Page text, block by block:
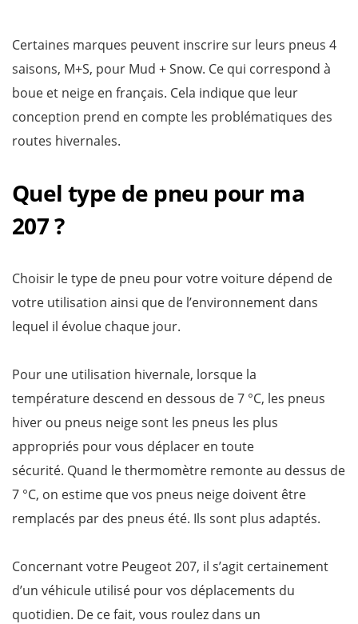
Certaines marques peuvent inscrire sur leurs pneus 4
saisons, M+S, pour Mud + Snow. Ce qui correspond à
boue et neige en français. Cela indique que leur
conception prend en compte les problématiques des
routes hivernales.
Quel type de pneu pour ma
207 ?
Choisir le type de pneu pour votre voiture dépend de
votre utilisation ainsi que de l’environnement dans
lequel il évolue chaque jour.
Pour une utilisation hivernale, lorsque la
température descend en dessous de 7 °C, les pneus
hiver ou pneus neige sont les pneus les plus
appropriés pour vous déplacer en toute
sécurité. Quand le thermomètre remonte au dessus de
7 °C, on estime que vos pneus neige doivent être
remplacés par des pneus été. Ils sont plus adaptés.
Concernant votre Peugeot 207, il s’agit certainement
d’un véhicule utilisé pour vos déplacements du
quotidien. De ce fait, vous roulez dans un